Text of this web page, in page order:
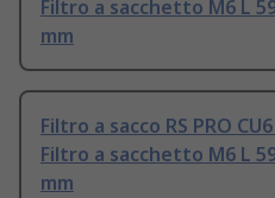
Filtro a sacchetto M6 L
mm
Filtro a sacco RS PRO
Filtro a sacchetto M6 L
mm